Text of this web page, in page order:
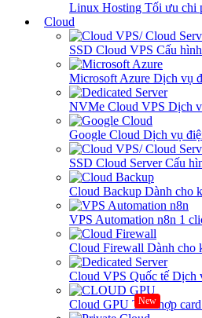
Linux Hosting Tối ưu chi
Cloud
SSD Cloud VPS Cấu
Microsoft Azure Dịch vụ
NVMe Cloud VPS Dịch
Google Cloud Dịch vụ
SSD Cloud ServerCấu
Cloud Backup Dành cho
VPS Automation n8n 1
Cloud Firewall Dành cho
Cloud VPS Quốc tế Dịch
Cloud GPU New
Tích hợp